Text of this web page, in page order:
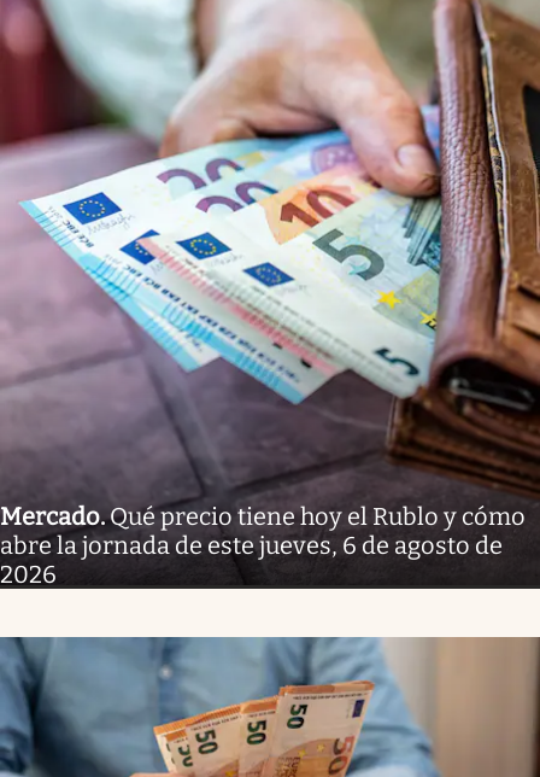
Mercado.Qué precio tiene hoy el Rublo y cómo
abre la jornada de este jueves, 6 de agosto de
2026